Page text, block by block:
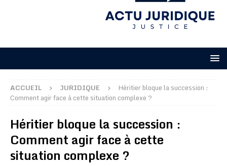
ACCUEIL JURIDIQUE
Héritier bloque la succession :
Comment agir face à cette situation complexe ?
Héritier bloque la succession :
Comment agir face à cette
situation complexe ?